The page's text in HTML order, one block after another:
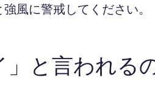
風に警戒してください。
」と言われる